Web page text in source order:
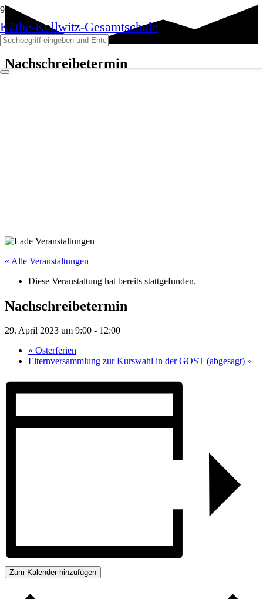
Käthe-Kollwitz-Gesamtschule
Nachschreibetermin
« Alle Veranstaltungen
Diese Veranstaltung hat bereits stattgefunden.
Nachschreibetermin
29. April 2023 um 9:00 - 12:00
« Osterferien
Elternversammlung zur Kurswahl in der GOST (abgesagt) »
Zum Kalender hinzufügen